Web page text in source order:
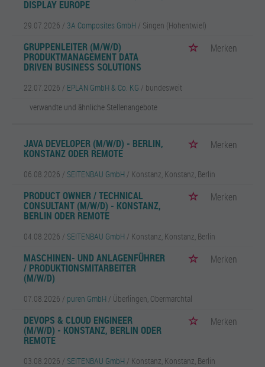
DISPLAY EUROPE
29.07.2026 / 3A Composites GmbH / Singen (Hohentwiel)
GRUPPENLEITER (M/W/D)
PRODUKTMANAGEMENT DATA
DRIVEN BUSINESS SOLUTIONS
Merken
22.07.2026 / EPLAN GmbH & Co. KG / bundesweit
verwandte und ähnliche Stellenangebote
JAVA DEVELOPER (M/W/D) - BERLIN,
KONSTANZ ODER REMOTE
Merken
06.08.2026 / SEITENBAU GmbH / Konstanz, Konstanz, Berlin
PRODUCT OWNER / TECHNICAL
CONSULTANT (M/W/D) - KONSTANZ,
BERLIN ODER REMOTE
Merken
04.08.2026 / SEITENBAU GmbH / Konstanz, Konstanz, Berlin
MASCHINEN- UND ANLAGENFÜHRER
/ PRODUKTIONSMITARBEITER
(M/W/D)
Merken
07.08.2026 / puren GmbH / Überlingen, Obermarchtal
DEVOPS & CLOUD ENGINEER
(M/W/D) - KONSTANZ, BERLIN ODER
REMOTE
Merken
03.08.2026 / SEITENBAU GmbH / Konstanz, Konstanz, Berlin